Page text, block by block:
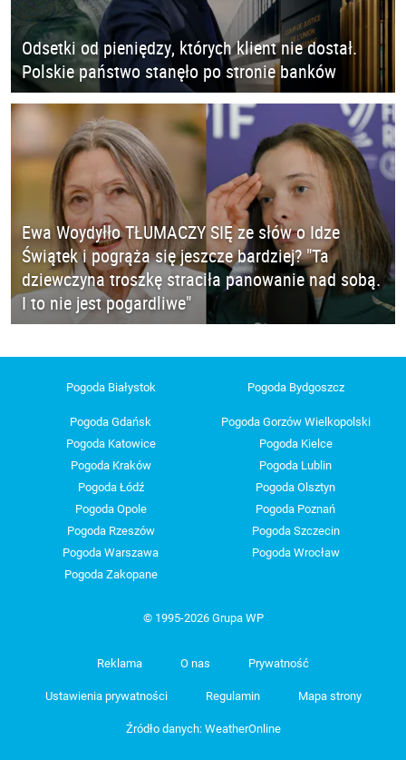
Odsetki od pieniędzy, których klient nie dostał.
Polskie państwo stanęło po stronie banków
Ewa Woydyłło TŁUMACZY SIĘ ze słów o Idze
Świątek i pogrąża się jeszcze bardziej? "Ta
dziewczyna troszkę straciła panowanie nad sobą.
I to nie jest pogardliwe"
Pogoda Białystok Pogoda Bydgoszcz
Pogoda Gdańsk
Pogoda Gorzów Wielkopolski
Pogoda Katowice
Pogoda Kielce
Pogoda Kraków
Pogoda Lublin
Pogoda Łódź
Pogoda Olsztyn
Pogoda Opole
Pogoda Poznań
Pogoda Rzeszów
Pogoda Szczecin
Pogoda Warszawa
Pogoda Wrocław
Pogoda Zakopane
© 1995-2026 Grupa WP
Reklama O nas Prywatność
Ustawienia prywatności Regulamin Mapa strony
Źródło danych: WeatherOnline